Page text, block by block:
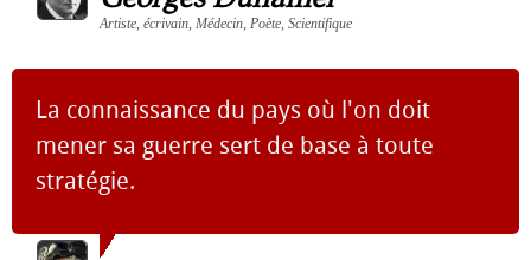
Artiste, écrivain, Médecin, Poète, Scientifique
La connaissance du pays où l'on doit
mener sa guerre sert de base à toute
stratégie.